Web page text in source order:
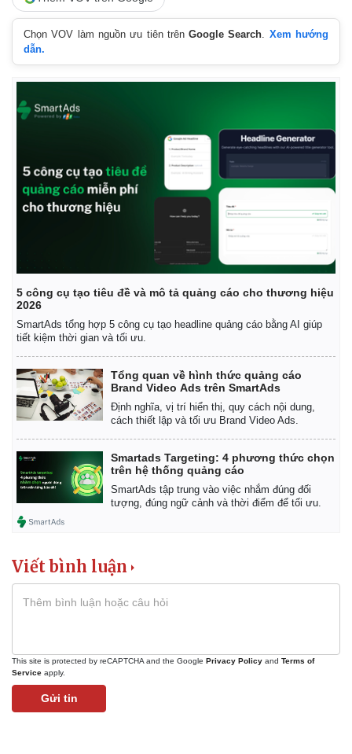
Chọn VOV làm nguồn ưu tiên trênGoogle Search. Xem hướng
dẫn.
5 công cụ tạo tiêu đề và mô tả quảng cáo cho thương hiệu
2026
SmartAds tổng hợp 5 công cụ tạo headline quảng cáo bằng AI giúp
tiết kiệm thời gian và tối ưu.
Tổng quan về hình thức quảng cáo
Brand Video Ads trên SmartAds
Định nghĩa, vị trí hiển thị, quy cách nội dung,
cách thiết lập và tối ưu Brand Video Ads.
Smartads Targeting: 4 phương thức chọn
trên hệ thống quảng cáo
SmartAds tập trung vào việc nhắm đúng đối
tượng, đúng ngữ cảnh và thời điểm để tối ưu.
Viết bình luận
This site is protected by reCAPTCHA and the Google Privacy Policy and Terms of
Service apply.
Gửi tin